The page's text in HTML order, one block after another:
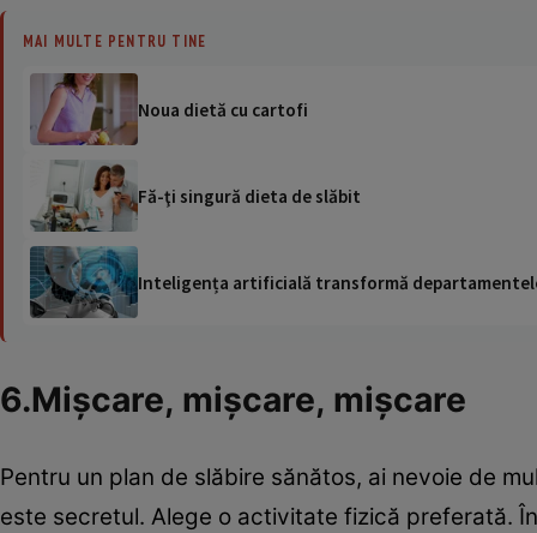
MAI MULTE PENTRU TINE
Noua dietă cu cartofi
Fă-ţi singură dieta de slăbit
Inteligența artificială transformă
6.Mişcare, mişcare, mişcare
Pentru un plan de slăbire sănătos, ai nevoie de
este secretul. Alege o activitate fizică preferată.